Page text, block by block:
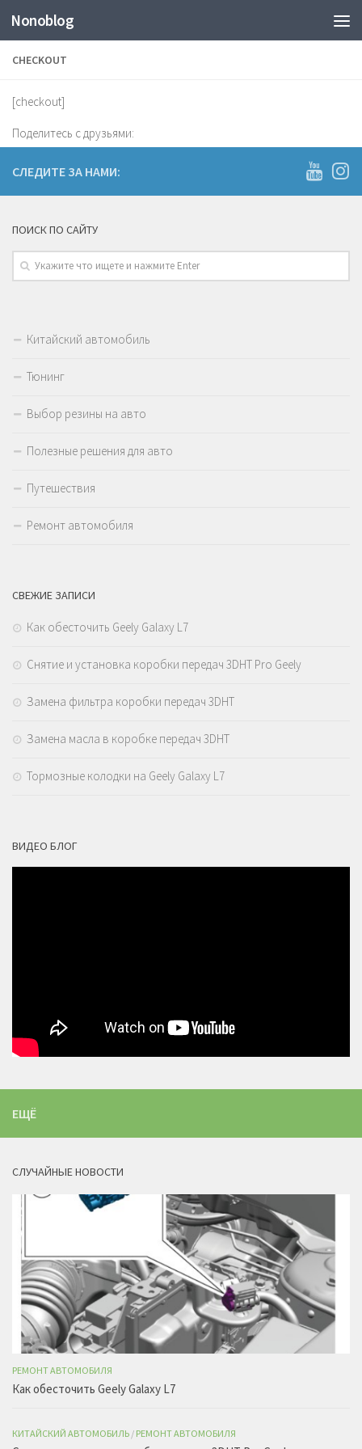
Nonoblog
CHECKOUT
[checkout]
Поделитесь с друзьями:
СЛЕДИТЕ ЗА НАМИ:
ПОИСК ПО САЙТУ
Китайский автомобиль
Тюнинг
Выбор резины на авто
Полезные решения для авто
Путешествия
Ремонт автомобиля
СВЕЖИЕ ЗАПИСИ
Как обесточить Geely Galaxy L7
Снятие и установка коробки передач 3DHT Pro Geely
Замена фильтра коробки передач 3DHT
Замена масла в коробке передач 3DHT
Тормозные колодки на Geely Galaxy L7
ВИДЕО БЛОГ
ЕЩЁ
СЛУЧАЙНЫЕ НОВОСТИ
РЕМОНТ АВТОМОБИЛЯ
Как обесточить Geely Galaxy L7
КИТАЙСКИЙ АВТОМОБИЛЬ / РЕМОНТ АВТОМОБИЛЯ